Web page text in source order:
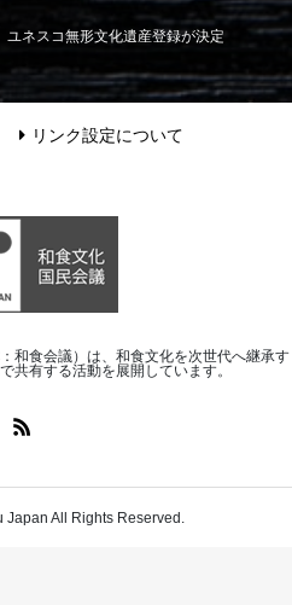
ユネスコ無形文化遺産登録が決定
リンク設定について
和食会議）は、和食文化を次世代へ継承す
共有する活動を展開しています。
All Rights Reserved.